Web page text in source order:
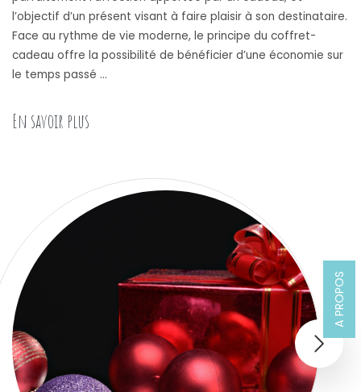
A PROPOS
l’objectif d’un présent visant à faire plaisir à son destinataire.
Face au rythme de vie moderne, le principe du coffret-
cadeau offre la possibilité de bénéficier d’une économie sur
le temps passé …
En savoir plus